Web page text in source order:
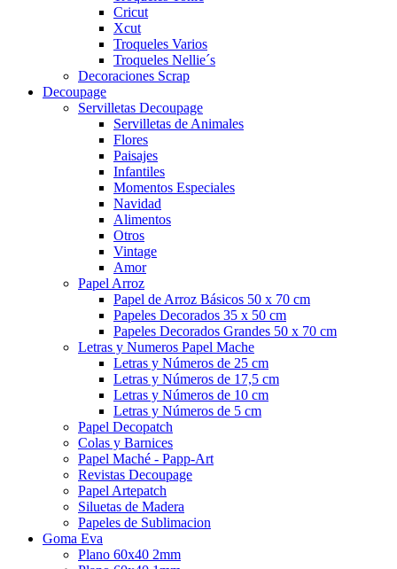
Cricut
Xcut
Troqueles Varios
Troqueles Nellie´s
Decoraciones Scrap
Decoupage
Servilletas Decoupage
Servilletas de Animales
Flores
Paisajes
Infantiles
Momentos Especiales
Navidad
Alimentos
Otros
Vintage
Amor
Papel Arroz
Papel de Arroz Básicos 50 x 70 cm
Papeles Decorados 35 x 50 cm
Papeles Decorados Grandes 50 x 70 cm
Letras y Numeros Papel Mache
Letras y Números de 25 cm
Letras y Números de 17,5 cm
Letras y Números de 10 cm
Letras y Números de 5 cm
Papel Decopatch
Colas y Barnices
Papel Maché - Papp-Art
Revistas Decoupage
Papel Artepatch
Siluetas de Madera
Papeles de Sublimacion
Goma Eva
Plano 60x40 2mm